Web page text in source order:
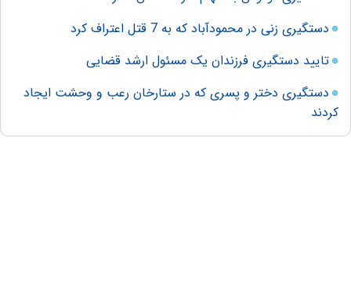
دستگیری زنی در محمودآباد که به 7 قتل اعتراف کرد
تایید دستگیری فرزندان یک مسئول ارشد قضایی
دستگیری دختر و پسری که در ستارخان رعب و وحشت ایجاد
کردند